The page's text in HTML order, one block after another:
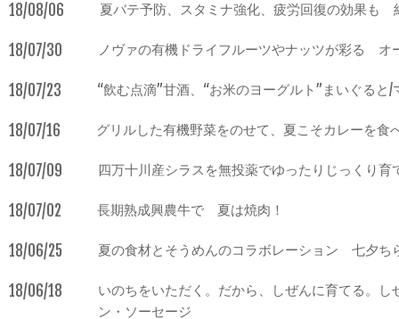
18/08/06 夏バテ予防、スタミナ強化、疲労回復の効果も
18/07/30 ノヴァの有機ドライフルーツやナッツが彩る オ
18/07/23 “飲む点滴”甘酒、“お米のヨーグルト”まいぐる
18/07/16 グリルした有機野菜をのせて、夏こそカレーを
18/07/09 四万十川産シラスを無投薬でゆったりじっくり
18/07/02 長期熟成興農牛で 夏は焼肉！
18/06/25 夏の食材とそうめんのコラボレーション 七夕ち
18/06/18
いのちをいただく。だから、しぜんに育てる。
ン・ソーセージ